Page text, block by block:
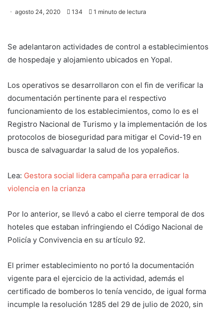
agosto 24, 2020 134 1 minuto de lectura
Se adelantaron actividades de control a establecimientos
de hospedaje y alojamiento ubicados en Yopal.
Los operativos se desarrollaron con el fin de verificar la
documentación pertinente para el respectivo
funcionamiento de los establecimientos, como lo es el
Registro Nacional de Turismo y la implementación de los
protocolos de bioseguridad para mitigar el Covid-19 en
busca de salvaguardar la salud de los yopaleños.
Lea: Gestora social lidera campaña para erradicar la
violencia en la crianza
Por lo anterior, se llevó a cabo el cierre temporal de dos
hoteles que estaban infringiendo el Código Nacional de
Policía y Convivencia en su artículo 92.
El primer establecimiento no portó la documentación
vigente para el ejercicio de la actividad, además el
certificado de bomberos lo tenía vencido, de igual forma
incumple la resolución 1285 del 29 de julio de 2020, sin